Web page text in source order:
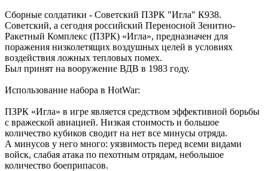
Сборные солдатики - Советский ПЗРК "Игла" К938.
Советский, а сегодня российский Переносной Зенитно-
Ракетный Комплекс (ПЗРК) «Игла», предназначен для
поражения низколетящих воздушных целей в условиях
воздействия ложных тепловых помех.
Был принят на вооружение ВДВ в 1983 году.
Использование набора в HotWar:
ПЗРК «Игла» в игре является средством эффективной борьбы
с вражеской авиацией. Низкая стоимость и большое
количество кубиков сводит на нет все минусы отряда.
А минусов у него много: уязвимость перед всеми видами
войск, слабая атака по пехотным отрядам, небольшое
количество боеприпасов.